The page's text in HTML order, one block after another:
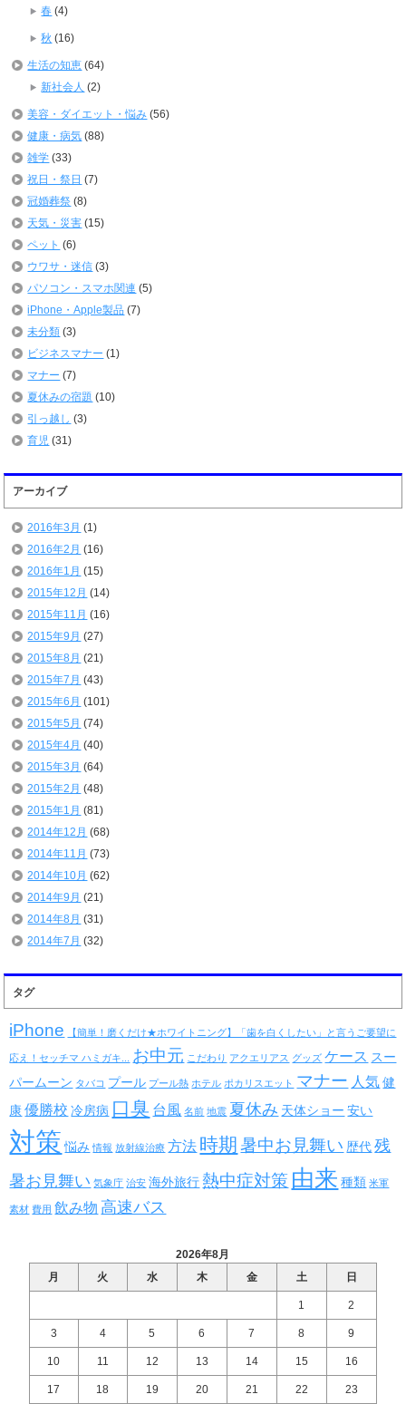
春 (4)
秋 (16)
生活の知恵 (64)
新社会人 (2)
美容・ダイエット・悩み (56)
健康・病気 (88)
雑学 (33)
祝日・祭日 (7)
冠婚葬祭 (8)
天気・災害 (15)
ペット (6)
ウワサ・迷信 (3)
パソコン・スマホ関連 (5)
iPhone・Apple製品 (7)
未分類 (3)
ビジネスマナー (1)
マナー (7)
夏休みの宿題 (10)
引っ越し (3)
育児 (31)
アーカイブ
2016年3月 (1)
2016年2月 (16)
2016年1月 (15)
2015年12月 (14)
2015年11月 (16)
2015年9月 (27)
2015年8月 (21)
2015年7月 (43)
2015年6月 (101)
2015年5月 (74)
2015年4月 (40)
2015年3月 (64)
2015年2月 (48)
2015年1月 (81)
2014年12月 (68)
2014年11月 (73)
2014年10月 (62)
2014年9月 (21)
2014年8月 (31)
2014年7月 (32)
タグ
iPhone 【簡単！磨くだけ★ホワイトニング】「歯を白くしたい」と言うご要望に
応え！セッチマ ハミガキ... お中元 こだわり アクエリアス グッズ ケース スー
パームーン タバコ プール プール熱 ホテル ポカリスエット マナー 人気 健
康 優勝校 冷房病 口臭 台風 名前 地震 夏休み 天体ショー 安い
対策 悩み 情報 放射線治療 方法 時期 暑中お見舞い 歴代 残
暑お見舞い 気象庁 治安 海外旅行 熱中症対策 由来 種類 米軍
素材 費用 飲み物 高速バス
2026年8月
月
火 水 木 金 土 日
1 2
3 4 5 6 7 8 9
10 11 12 13 14 15 16
17 18 19 20 21 22 23